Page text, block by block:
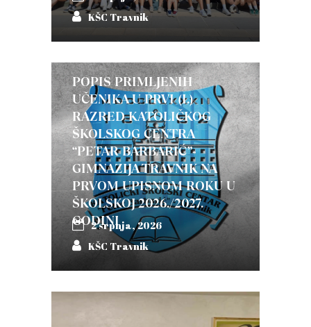
KŠC Travnik
POPIS PRIMLJENIH
UČENIKA U PRVI (I.)
RAZRED KATOLIČKOG
ŠKOLSKOG CENTRA
“PETAR BARBARIĆ”-
GIMNAZIJA TRAVNIK NA
PRVOM UPISNOM ROKU U
ŠKOLSKOJ 2026./2027.
GODINI
2 srpnja, 2026
KŠC Travnik